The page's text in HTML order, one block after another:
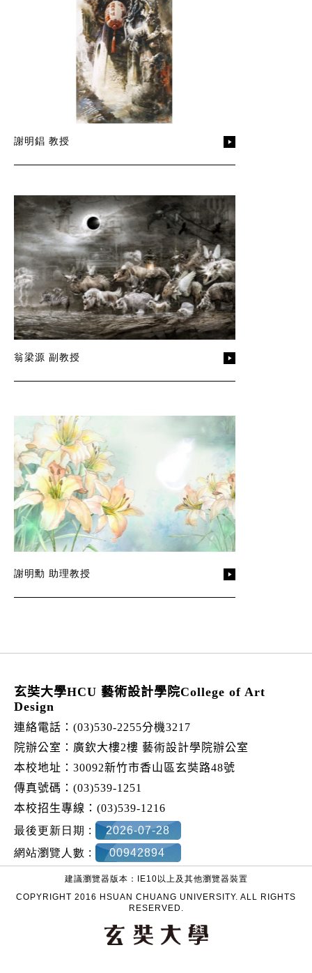
謝明錩 教授
翁梁源 副教授
謝明勳 助理教授
玄奘大學HCU 藝術設計學院College of Art
Design
連絡電話：(03)530-2255分機3217
院辦公室：廣欽大樓2樓 藝術設計學院辦公室
本校地址：30092新竹市香山區玄奘路48號
傳真號碼：(03)539-1251
本校招生專線：(03)539-1216
最後更新日期 :
2026-07-28
網站瀏覽人數 :
00942894
建議瀏覽器版本：IE10以上及其他瀏覽器裝置
COPYRIGHT 2016 HSUAN CHUANG UNIVERSITY. ALL RIGHTS
RESERVED.